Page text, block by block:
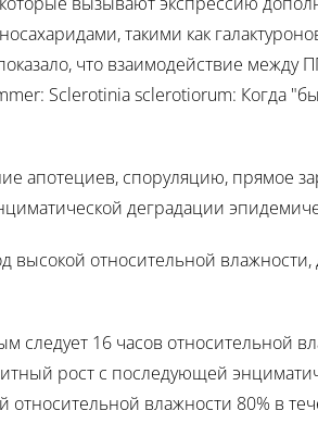
такими как
что взаимодействие между
Sclerotinia sclerotiorum: Когда
апотециев, споруляцию, прямое
деградации
высокой относительной
следует 16 часов относительной
рост с последующей
влажности 80% в